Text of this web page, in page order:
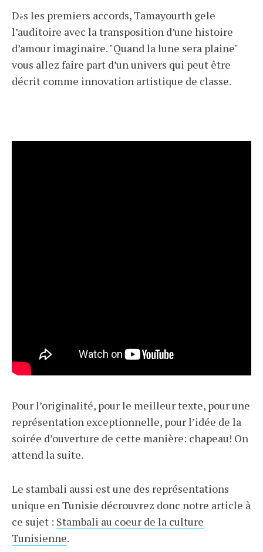
Dès les premiers accords, Tamayourth gele
l’auditoire avec la transposition d’une histoire
d’amour imaginaire. "Quand la lune sera plaine"
vous allez faire part d’un univers qui peut être
décrit comme innovation artistique de classe.
Pour l’originalité, pour le meilleur texte, pour une
représentation exceptionnelle, pour l’idée de la
soirée d’ouverture de cette manière: chapeau! On
attend la suite.
Le stambali aussi est une des représentations
unique en Tunisie décrouvrez donc notre article à
ce sujet : Stambali au coeur de la culture
Tunisienne.